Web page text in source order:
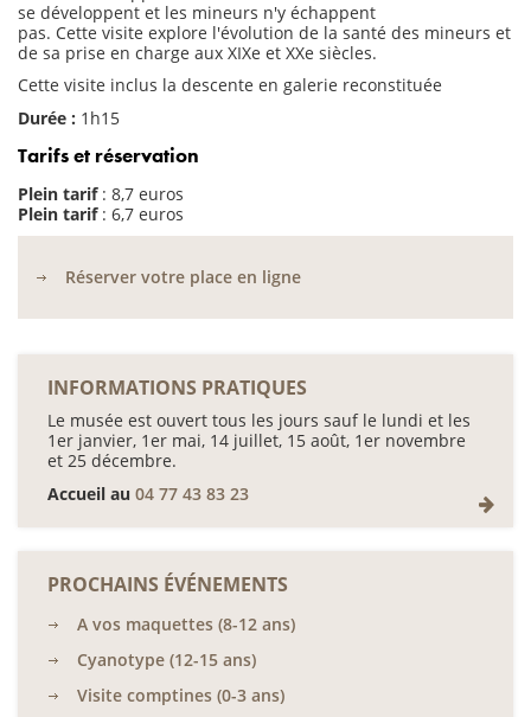
se développent et les mineurs n'y échappent
pas. Cette visite explore l'évolution de la santé des mineurs et
de sa prise en charge aux XIXe et XXe siècles.
Cette visite inclus la descente en galerie reconstituée
Durée : 1h15
Tarifs et réservation
Plein tarif: 8,7 euros
Plein tarif: 6,7 euros
Réserver votre place en ligne
INFORMATIONS PRATIQUES
Le musée est ouvert tous les jours sauf le lundi et les
1er janvier, 1er mai, 14 juillet, 15 août, 1er novembre
et 25 décembre.
Accueil au 04 77 43 83 23
PROCHAINS ÉVÉNEMENTS
A vos maquettes (8-12 ans)
Cyanotype (12-15 ans)
Visite comptines (0-3 ans)